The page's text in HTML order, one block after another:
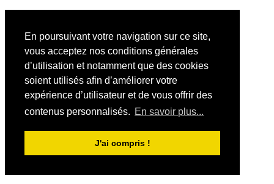
En poursuivant votre navigation sur ce site,
vous acceptez nos conditions générales
d’utilisation et notamment que des cookies
soient utilisés afin d’améliorer votre
expérience d’utilisateur et de vous offrir des
contenus personnalisés. En savoir plus...
J'ai compris !